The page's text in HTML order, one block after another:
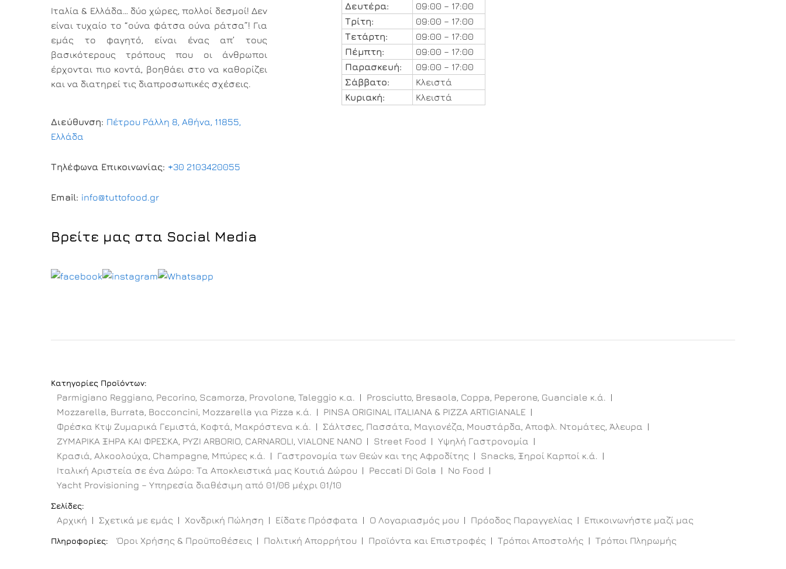
Ιταλία & Ελλάδα… δύο χώρες, πολλοί δεσμοί! Δεν
είναι τυχαίο το “ούνα φάτσα ούνα ράτσα”! Για
εμάς το φαγητό, είναι ένας απ’ τους
βασικότερους τρόπους που οι άνθρωποι
έρχονται πιο κοντά, βοηθάει στο να καθορίζει
και να διατηρεί τις διαπροσωπικές σχέσεις.
Διεύθυνση: Πέτρου Ράλλη 8, Αθήνα, 11855,
Ελλάδα
Τηλέφωνα Επικοινωνίας: +30 2103420055
Email: info@tuttofood.gr
Βρείτε μας στα Social Media
Δευτέρα:
09:00 – 17:00
Τρίτη:
09:00 – 17:00
Τετάρτη:
09:00 – 17:00
Πέμπτη:
09:00 – 17:00
Παρασκευή:
09:00 – 17:00
Σάββατο:
Κλειστά
Κυριακή:
Κλειστά
Κατηγορίες Προϊόντων:
Parmigiano Reggiano, Pecorino, Scamorza, Provolone, Taleggio κ.α.
Prosciutto, Bresaola, Coppa, Peperone, Guanciale κ.ά.
Mozzarella, Burrata, Bocconcini, Mozzarella για Pizza κ.ά.
PINSA ORIGINAL ITALIANA & PIZZA ARTIGIANALE
Φρέσκα Κτψ Ζυμαρικά Γεμιστά, Κοφτά, Μακρόστενα κ.ά.
Σάλτσες, Πασσάτα, Μαγιονέζα, Μουστάρδα, Αποφλ. Ντομάτες, Άλευρα
ΖΥΜΑΡΙΚΑ ΞΗΡΑ ΚΑΙ ΦΡΕΣΚΑ, ΡΥΖΙ ARBORIO, CARNAROLI, VIALONE NANO
Street Food
Υψηλή Γαστρονομία
Κρασιά, Αλκοολούχα, Champagne, Μπύρες κ.ά.
Γαστρονομία των Θεών και της Αφροδίτης
Snacks, Ξηροί Καρποί κ.ά.
Ιταλική Αριστεία σε ένα Δώρο: Τα Αποκλειστικά μας Κουτιά Δώρου
Peccati Di Gola
No Food
Yacht Provisioning – Υπηρεσία διαθέσιμη από 01/06 μέχρι 01/10
Σελίδες:
Αρχική Σχετικά με εμάς Χονδρική Πώληση Είδατε Πρόσφατα Ο Λογαριασμός μου Πρόοδος Παραγγελίας Επικοινωνήστε μαζί μας
Πληροφορίες: Όροι Χρήσης & Προϋποθέσεις Πολιτική Απορρήτου Προϊόντα και Επιστροφές Τρόποι Αποστολής Τρόποι Πληρωμής